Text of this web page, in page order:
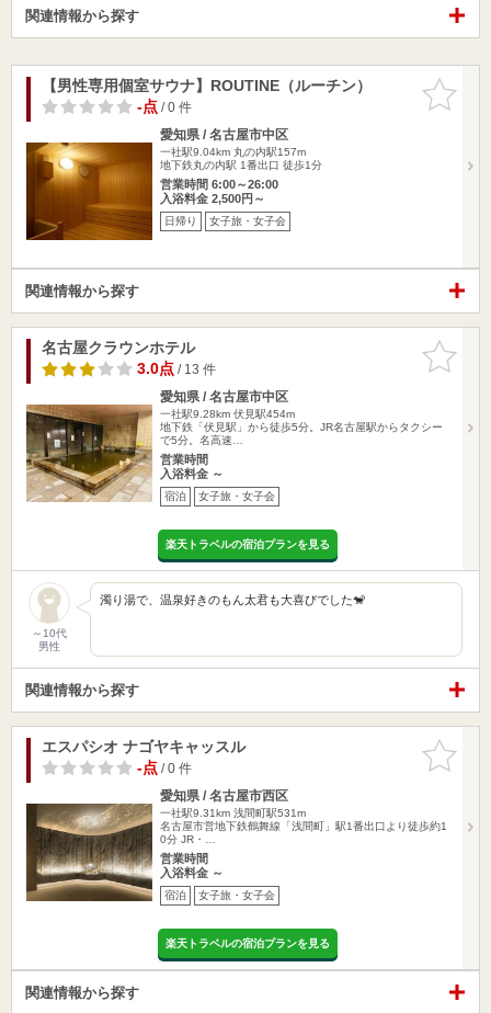
関連情報から探す
お気に入
りに追加
【男性専用個室サウナ】ROUTINE（ルーチン）
-点/ 0 件
愛知県 / 名古屋市中区
一社駅9.04km 丸の内駅157m
地下鉄丸の内駅 1番出口 徒歩1分
営業時間 6:00～26:00
入浴料金 2,500円～
日帰り 女子旅・女子会
関連情報から探す
お気に入
りに追加
名古屋クラウンホテル
3.0点/ 13 件
愛知県 / 名古屋市中区
一社駅9.28km 伏見駅454m
地下鉄「伏見駅」から徒歩5分。JR名古屋駅からタクシー
で5分。名高速…
営業時間
入浴料金 ～
宿泊 女子旅・女子会
楽天トラベルの宿泊プランを見る
～10代
男性
濁り湯で、温泉好きのもん太君も大喜びでした🐒
関連情報から探す
お気に入
りに追加
エスパシオ ナゴヤキャッスル
-点/ 0 件
愛知県 / 名古屋市西区
一社駅9.31km 浅間町駅531m
名古屋市営地下鉄鶴舞線「浅間町」駅1番出口より徒歩約1
0分 JR・…
営業時間
入浴料金 ～
宿泊 女子旅・女子会
楽天トラベルの宿泊プランを見る
関連情報から探す